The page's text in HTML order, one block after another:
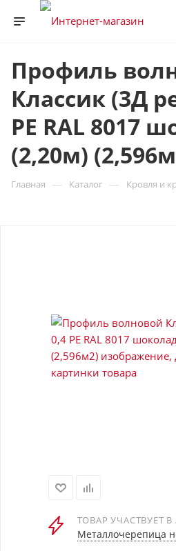
Профиль
Классик (3Д
PE RAL 8017
(2,20м)
Главная — Каталог — Кровля и
ТОВАР УЧАСТВУЕТ
Металлочерепица